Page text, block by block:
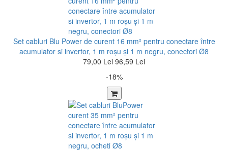
Set cabluri Blu Power de curent 16 mm² pentru conectare între
acumulator si invertor, 1 m roșu şi 1 m negru, conectori Ø8
79,00 Lei 96,59 Lei
-18%